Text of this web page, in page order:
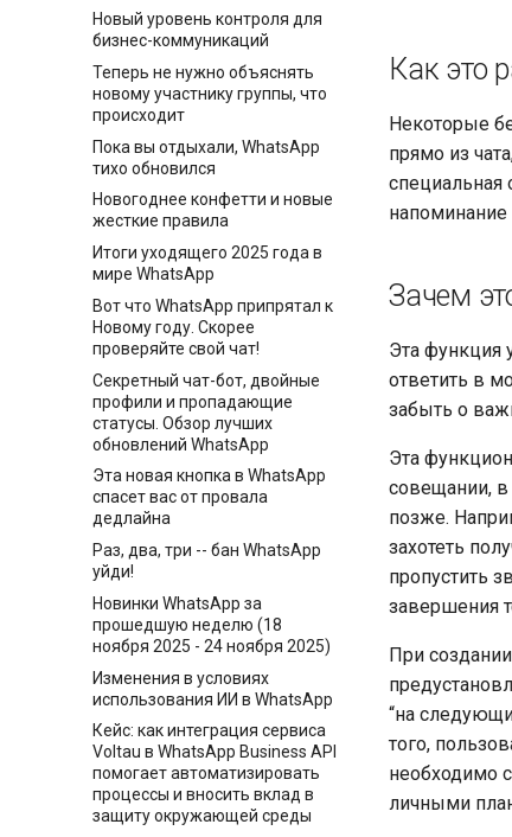
Новый уровень контроля для
бизнес-коммуникаций
Теперь не нужно объяснять
новому участнику группы, что
происходит
Пока вы отдыхали, WhatsApp
тихо обновился
Новогоднее конфетти и новые
жесткие правила
Итоги уходящего 2025 года в
мире WhatsApp
Вот что WhatsApp припрятал к
Новому году. Скорее
проверяйте свой чат!
Секретный чат-бот, двойные
профили и пропадающие
статусы. Обзор лучших
обновлений WhatsApp
Эта новая кнопка в WhatsApp
спасет вас от провала
дедлайна
Раз, два, три -- бан WhatsApp
уйди!
Новинки WhatsApp за
прошедшую неделю (18
ноября 2025 - 24 ноября 2025)
Изменения в условиях
использования ИИ в WhatsApp
Кейс: как интеграция сервиса
Voltau в WhatsApp Business API
помогает автоматизировать
процессы и вносить вклад в
защиту окружающей среды
Как это
Некоторые
прямо из
специальная
Зачем
Эта функция
ответить в
забыть о
Эта
совещании, в
позже.
захотеть
пропустить
завершения
При
“на
того,
необходимо
личными